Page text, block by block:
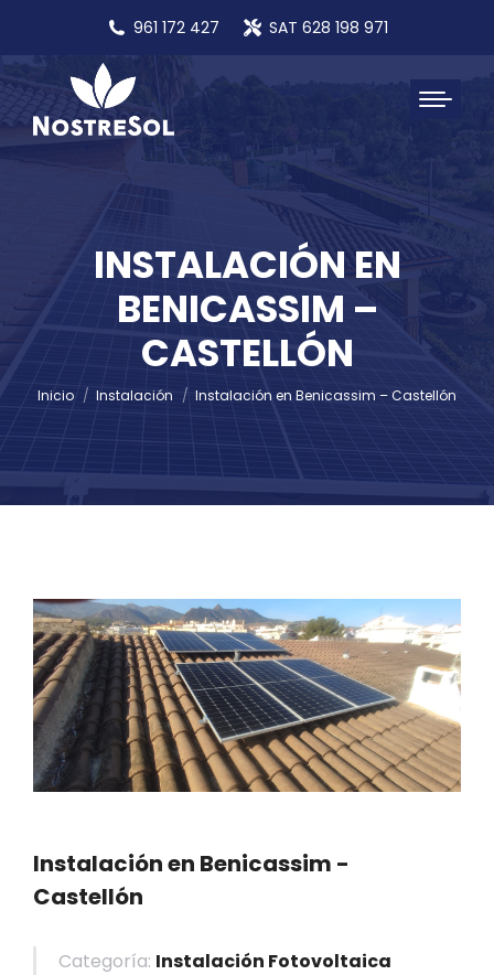
961 172 427 SAT 628 198 971
INSTALACIÓN EN
BENICASSIM –
CASTELLÓN
Estás aquí:
Inicio Instalación Instalación en Benicassim – Castellón
Instalación en Benicassim -
Castellón
Categoría: Instalación Fotovoltaica